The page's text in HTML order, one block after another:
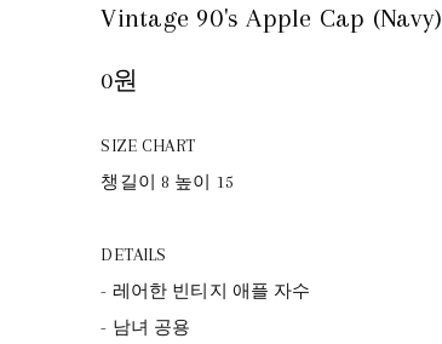
Vintage 90's Apple Cap (Navy)
0원
SIZE CHART
챙길이 8 높이 15
DETAILS
- 레어한 빈티지 애플 자수
- 남녀 공용